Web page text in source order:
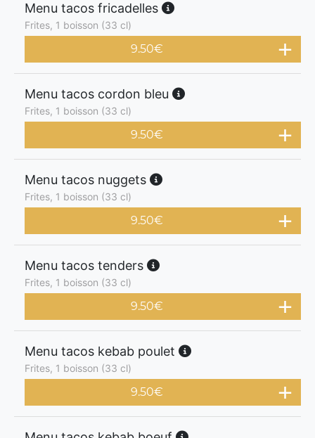
Menu tacos fricadelles
Frites, 1 boisson (33 cl)
9.50€
Menu tacos cordon bleu
Frites, 1 boisson (33 cl)
9.50€
Menu tacos nuggets
Frites, 1 boisson (33 cl)
9.50€
Menu tacos tenders
Frites, 1 boisson (33 cl)
9.50€
Menu tacos kebab poulet
Frites, 1 boisson (33 cl)
9.50€